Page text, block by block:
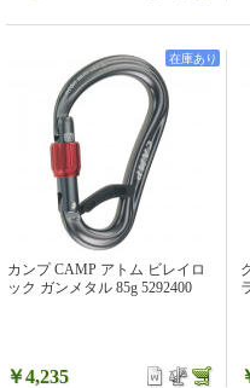
カンプ CAMP アトム ビレイロ
ック ガンメタル 85g 5292400
￥4,235
在庫あり